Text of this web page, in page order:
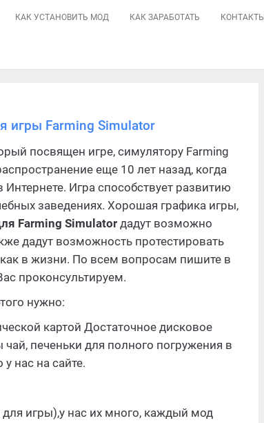
КАК УСТАНОВИТЬ МОД КАК ЗАРАБОТАТЬ КОНТАКТЫ
игры Farming Simulator
посвящен игре, симулятору Farming
еще 10 лет назад, когда
Игра способствует развитию
заведениях. Хорошая графика игры,
Farming Simulator дадут возможно
дадут возможность протестировать
в жизни. По всем вопросам пишите в
проконсультируем.
нужно:
картой Достаточное дисковое
печеньки для полного погружения в
нас на сайте.
игры),у нас их много, каждый мод